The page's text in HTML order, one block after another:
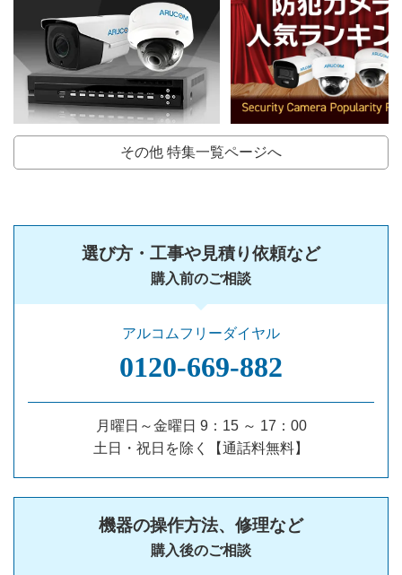
その他 特集一覧ページへ
選び方・工事や見積り依頼など
購入前のご相談
アルコムフリーダイヤル
0120‐669‐882
月曜日～金曜日 9：15 ～ 17：00
土日・祝日を除く【通話料無料】
機器の操作方法、修理など
購入後のご相談